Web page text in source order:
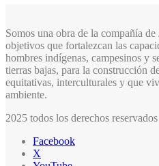
Somos una obra de la compañía de
objetivos que fortalezcan las
hombres indígenas, campesinos y
tierras bajas, para la construcción
equitativas, interculturales y que
ambiente.
2025 todos los derechos reservados
Facebook
X